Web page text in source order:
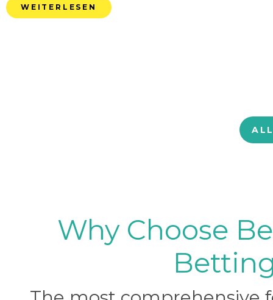
WEITERLESEN
Why Choose